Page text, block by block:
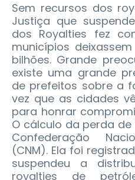
Sem recursos dos
Justiça que
dos Royalties fez
municípios
bilhões. Grande
existe uma grande
de prefeitos sobre a
vez que as cidades
para honrar
O cálculo da perda
Confederação
(CNM). Ela foi
suspendeu a
royalties de